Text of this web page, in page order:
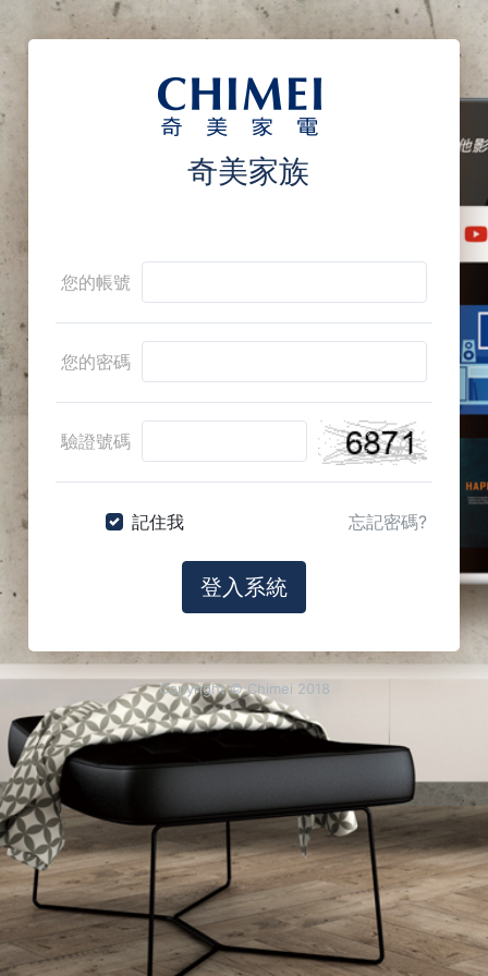
奇美家族
您的帳號
您的密碼
驗證號碼
記住我 忘記密碼?
登入系統
Copyright © Chimei 2018